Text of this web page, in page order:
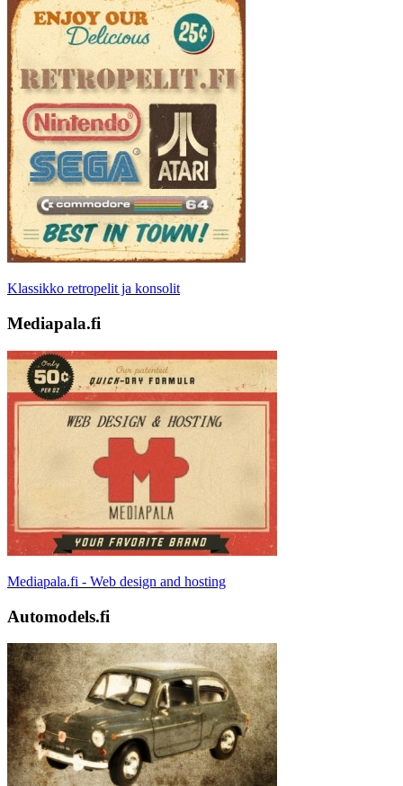
Klassikko retropelit ja konsolit
Mediapala.fi
Mediapala.fi - Web design and hosting
Automodels.fi